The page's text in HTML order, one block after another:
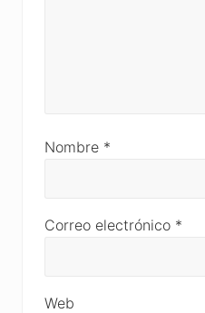
Nombre *
Correo electrónico *
Web